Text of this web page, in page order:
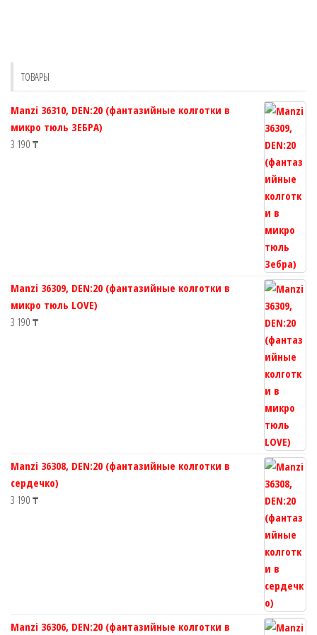
товара.
товара.
ТОВАРЫ
Manzi 36310, DEN:20 (фантазийные колготки в
микро тюль ЗЕБРА)
3 190 ₸
Manzi 36309, DEN:20 (фантазийные колготки в
микро тюль LOVE)
3 190 ₸
Manzi 36308, DEN:20 (фантазийные колготки в
сердечко)
3 190 ₸
Manzi 36306, DEN:20 (фантазийные колготки в